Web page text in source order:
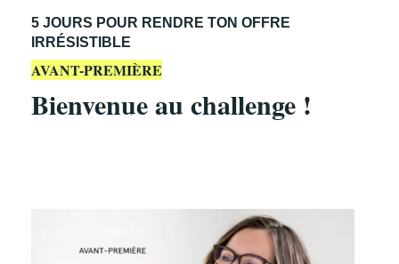
5 JOURS POUR RENDRE TON OFFRE
IRRÉSISTIBLE
AVANT-PREMIÈRE
Bienvenue au challenge !